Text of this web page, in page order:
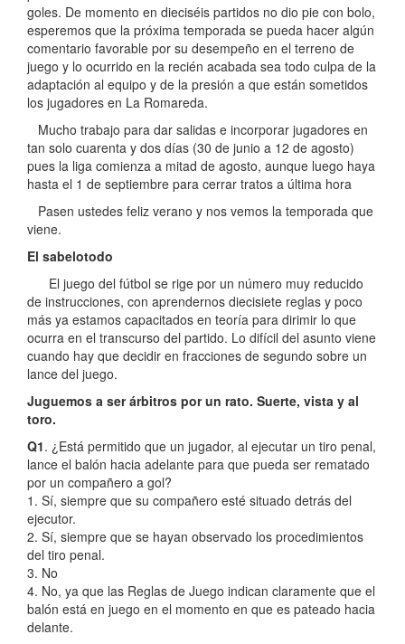
goles. De momento en dieciséis partidos no dio pie con bolo,
esperemos que la próxima temporada se pueda hacer algún
comentario favorable por su desempeño en el terreno de
juego y lo ocurrido en la recién acabada sea todo culpa de la
adaptación al equipo y de la presión a que están sometidos
los jugadores en La Romareda.
Mucho trabajo para dar salidas e incorporar jugadores en
tan solo cuarenta y dos días (30 de junio a 12 de agosto)
pues la liga comienza a mitad de agosto, aunque luego haya
hasta el 1 de septiembre para cerrar tratos a última hora
Pasen ustedes feliz verano y nos vemos la temporada que
viene.
El sabelotodo
El juego del fútbol se rige por un número muy reducido
de instrucciones, con aprendernos diecisiete reglas y poco
más ya estamos capacitados en teoría para dirimir lo que
ocurra en el transcurso del partido. Lo difícil del asunto viene
cuando hay que decidir en fracciones de segundo sobre un
lance del juego.
Juguemos a ser árbitros por un rato. Suerte, vista y al
toro.
Q1. ¿Está permitido que un jugador, al ejecutar un tiro penal,
lance el balón hacia adelante para que pueda ser rematado
por un compañero a gol?
1. Sí, siempre que su compañero esté situado detrás del
ejecutor.
2. Sí, siempre que se hayan observado los procedimientos
del tiro penal.
3. No
4. No, ya que las Reglas de Juego indican claramente que el
balón está en juego en el momento en que es pateado hacia
delante.